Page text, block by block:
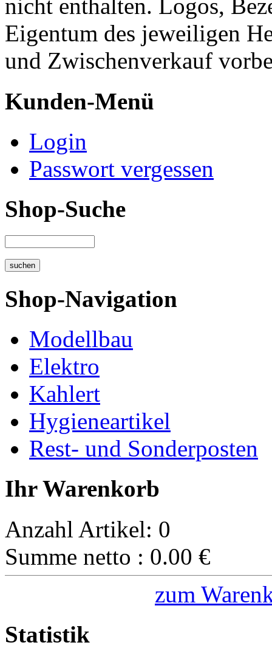
nicht enthalten. Logos,
Eigentum des jeweiligen
und Zwischenverkauf
Kunden-Menü
Login
Passwort vergessen
Shop-Suche
Shop-Navigation
Modellbau
Elektro
Kahlert
Hygieneartikel
Rest- und Sonderposten
Ihr Warenkorb
Anzahl Artikel: 0
Summe netto : 0.00 €
zum
Statistik